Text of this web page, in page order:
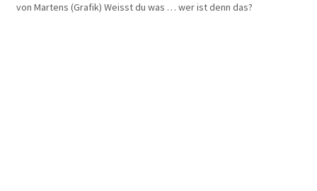
Kasse
von Martens (Grafik) Weisst du was … wer ist denn das?